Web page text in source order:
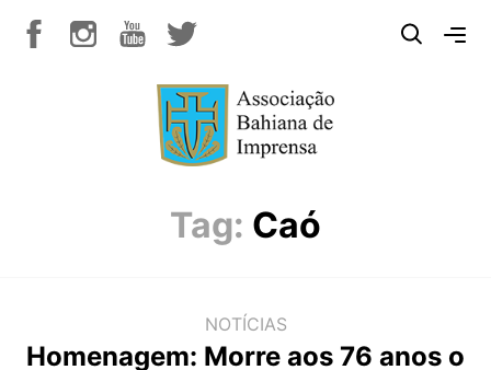
Tag: Caó
NOTÍCIAS
Homenagem: Morre aos 76 anos o